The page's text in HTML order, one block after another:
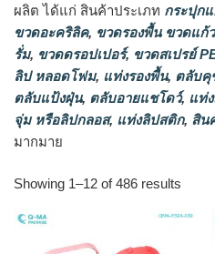
ผลิต ได้แก่ สินค้าประเภท กระปุก
ขวดอะคริลิค, ขวดรองพื้น ขวดแก้
รั่ม, ขวดดรอปเปอร์, ขวดสเปรย์
ลิป หลอดโฟม, แท่งรองพื้น, ตลับคุ
ตลับแป้งฝุ่น, ตลับอายแชโดว์, แท่
จุ่ม หรือลิปกลอส, แท่งลิปสติก, สิน
มากมาย
Showing 1–12 of 486 results